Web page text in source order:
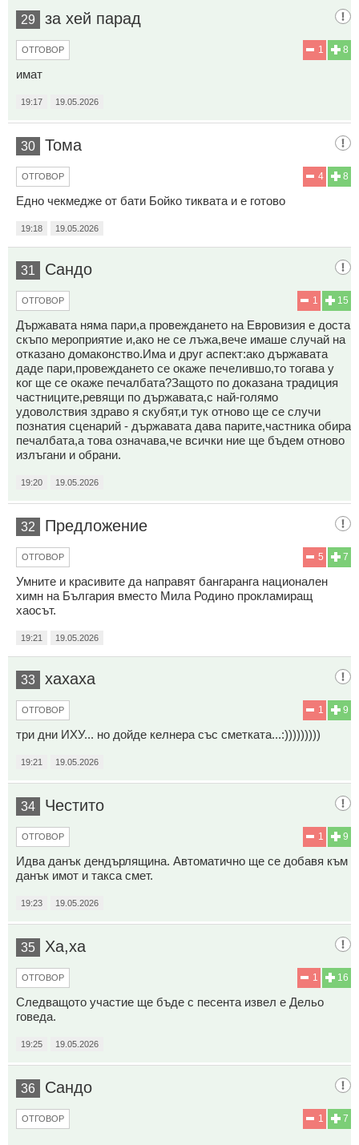
29 за хей парад
8
1
ОТГОВОР
имат
19:17 19.05.2026
30 Тома
8
4
ОТГОВОР
Едно чекмедже от бати Бойко тиквата и е готово
19:18 19.05.2026
31 Сандо
15
1
ОТГОВОР
Държавата няма пари,а провеждането на Евровизия е доста
скъпо мероприятие и,ако не се лъжа,вече имаше случай на
отказано домаконство.Има и друг аспект:ако държавата
даде пари,провеждането се окаже печелившо,то тогава у
ког ще се окаже печалбата?Защото по доказана традиция
частниците,ревящи по държавата,с най-голямо
удоволствия здраво я скубят,и тук отново ще се случи
познатия сценарий - държавата дава парите,частника обира
печалбата,а това означава,че всички ние ще бъдем отново
излъгани и обрани.
19:20 19.05.2026
32 Предложение
7
5
ОТГОВОР
Умните и красивите да направят бангаранга национален
химн на България вместо Мила Родино прокламиращ
хаосът.
19:21 19.05.2026
33 хахаха
9
1
ОТГОВОР
три дни ИХУ... но дойде келнера със сметката...:)))))))))
19:21 19.05.2026
34 Честито
9
1
ОТГОВОР
Идва данък дендърлящина. Автоматично ще се добавя към
данък имот и такса смет.
19:23 19.05.2026
35 Ха,ха
16
1
ОТГОВОР
Следващото участие ще бъде с песента извел е Дельо
говеда.
19:25 19.05.2026
36 Сандо
7
1
ОТГОВОР